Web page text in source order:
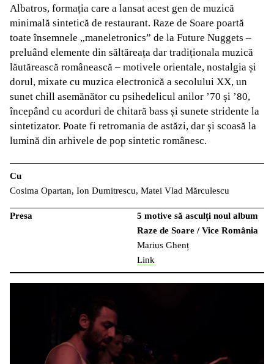
Albatros, formația care a lansat acest gen de muzică
minimală sintetică de restaurant. Raze de Soare poartă
toate însemnele „maneletronics” de la Future Nuggets –
preluând elemente din săltăreața dar tradiționala muzică
lăutărească românească – motivele orientale, nostalgia și
dorul, mixate cu muzica electronică a secolului XX, un
sunet chill asemănător cu psihedelicul anilor ’70 și ’80,
începând cu acorduri de chitară bass și sunete stridente la
sintetizator. Poate fi retromania de astăzi, dar și scoasă la
lumină din arhivele de pop sintetic românesc.
Cu
Cosima Opartan, Ion Dumitrescu, Matei Vlad Mărculescu
Presa
5 motive să asculți noul album
Raze de Soare / Vice România
Marius Ghenț
Link